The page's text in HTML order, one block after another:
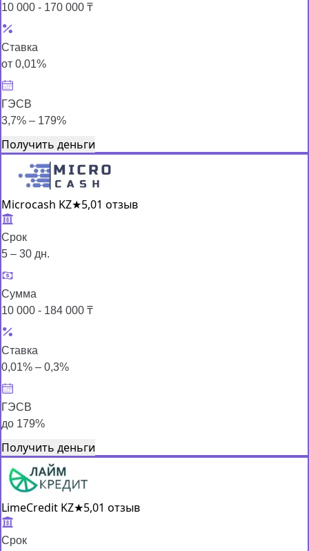
10 000 - 170 000 ₸
Ставка
от 0,01%
ГЭСВ
3,7% – 179%
Получить деньги
Microcash KZ★5,01 отзыв
Срок
5 – 30 дн.
Сумма
10 000 - 184 000 ₸
Ставка
0,01% – 0,3%
ГЭСВ
до 179%
Получить деньги
LimeCredit KZ★5,01 отзыв
Срок